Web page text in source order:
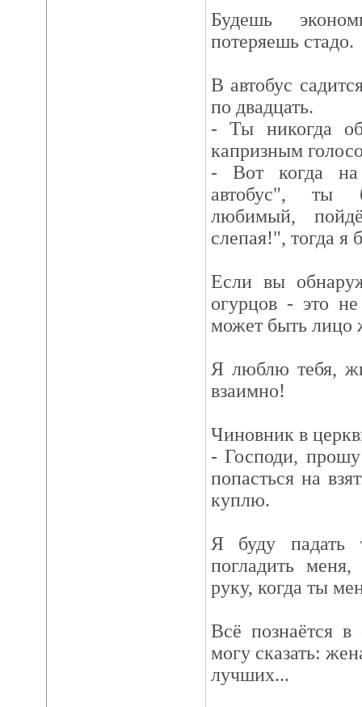
Будешь
потеряешь стадо.
В автобус
по двадцать.
- Ты никогда
капризным
- Вот когда
автобус", ты
любимый,
слепая!", тогда я
Если вы
огурцов - это не
может быть лицо
Я люблю тебя,
взаимно!
Чиновник в
- Господи,
попасться на
куплю.
Я буду падать
погладить
руку, когда ты
Всё познаётся
могу сказать:
лучших...